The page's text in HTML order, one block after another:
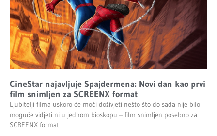
CineStar najavljuje Spajdermena: Novi dan kao prvi
film snimljen za SCREENX format
Ljubitelji filma uskoro će moći doživjeti nešto što do sada nije bilo
moguće vidjeti ni u jednom bioskopu – film snimljen posebno za
SCREENX format